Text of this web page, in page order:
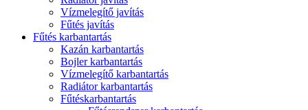
Vízmelegítő javítás
Fűtés javítás
Fűtés karbantartás
Kazán karbantartás
Bojler karbantartás
Vízmelegítő karbantartás
Radiátor karbantartás
Fűtéskarbantartás